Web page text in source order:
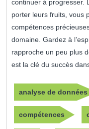
continuer à progresser.
porter leurs fruits, vous
compétences
domaine. Gardez à
rapproche un peu plus
est la clé du succès
analyse de données
compétences